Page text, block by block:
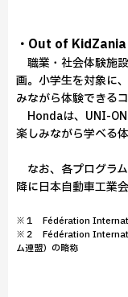
・Out of
職業・社会体験施
画。小学生を対象に
みながら体験できるコ
Hondaは、UNI-
楽しみながら学べる
なお、各プログラ
降に日本自動車工業
※１ Fédération
※２ Fédération
ム連盟）の略称